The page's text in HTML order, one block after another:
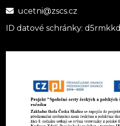
ucetni@zscs.cz
ID datové schránky: d5rmkkd